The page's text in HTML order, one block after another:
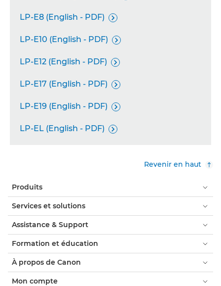
LP-E8 (English - PDF) 
LP-E10 (English - PDF) 
LP-E12 (English - PDF) 
LP-E17 (English - PDF) 
LP-E19 (English - PDF) 
LP-EL (English - PDF) 
Revenir en haut
Produits
Services et solutions
Assistance & Support
Formation et éducation
À propos de Canon
Mon compte